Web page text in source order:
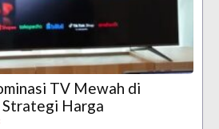
TV Mewah di
Harga